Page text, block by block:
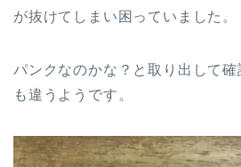
が抜けてしまい困っていました。
パンクなのかな？と取り出して確
も違うようです。